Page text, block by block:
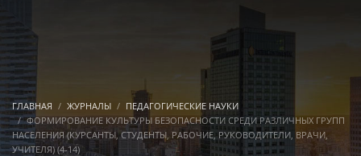
ГЛАВНАЯ ЖУРНАЛЫ
ПЕДАГОГИЧЕСКИЕ НАУКИ
ФОРМИРОВАНИЕ КУЛЬТУРЫ БЕЗОПАСНОСТИ СРЕДИ РАЗЛИЧНЫХ ГРУПП
НАСЕЛЕНИЯ (КУРСАНТЫ, СТУДЕНТЫ, РАБОЧИЕ, РУКОВОДИТЕЛИ, ВРАЧИ,
УЧИТЕЛЯ) (4-14)